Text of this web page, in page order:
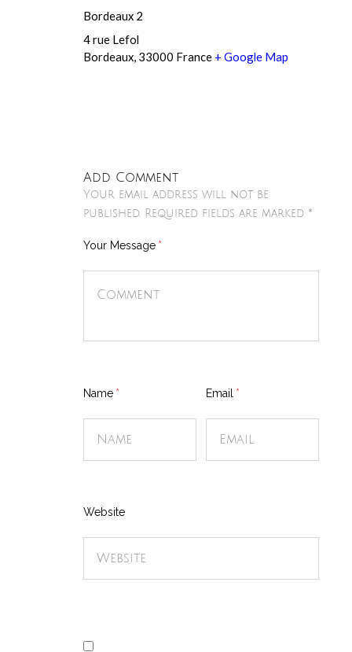
Bordeaux 2
4 rue Lefol
Bordeaux, 33000 France + Google Map
Add Comment
Your email address will not be
published. Required fields are marked *
Your Message
Name Email
Website